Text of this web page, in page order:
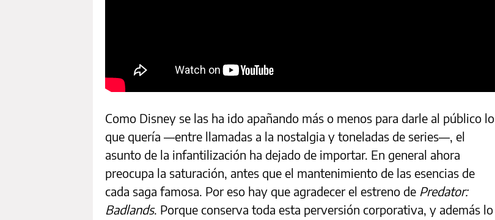
Como Disney se las ha ido apañando más o menos para darle al público lo
que quería —entre llamadas a la nostalgia y toneladas de series—, el
asunto de la infantilización ha dejado de importar. En general ahora
preocupa la saturación, antes que el mantenimiento de las esencias de
cada saga famosa. Por eso hay que agradecer el estreno de Predator:
Badlands. Porque conserva toda esta perversión corporativa, y además lo